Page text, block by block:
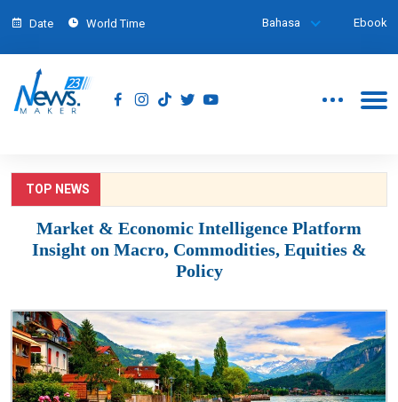
Date World Time Bahasa Ebook
TOP NEWS
Market & Economic Intelligence Platform
Insight on Macro, Commodities, Equities &
Policy